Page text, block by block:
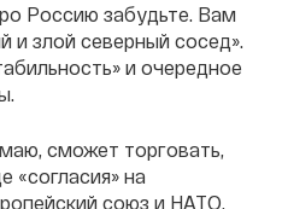
Россию забудьте. Вам
злой северный сосед».
и очередное
сможет торговать,
«согласия» на
союз и НАТО.